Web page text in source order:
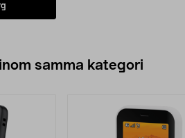
samma kategori